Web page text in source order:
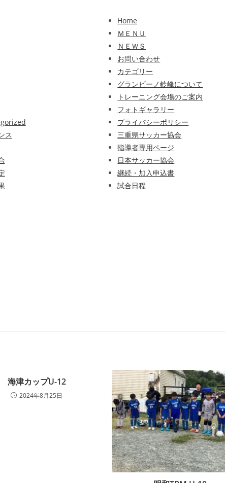
ス
Home
ＭＥＮＵ
ＮＥＷＳ
お問い合わせ
カテゴリー
グランビーノ鈴峰について
トレーニング会場のご案内
フォトギャラリー
プライバシーポリシー
三重県サッカー協会
指導者専用ページ
日本サッカー協会
継続・加入申込書
試合日程
海津カップU-12
2024年8月25日